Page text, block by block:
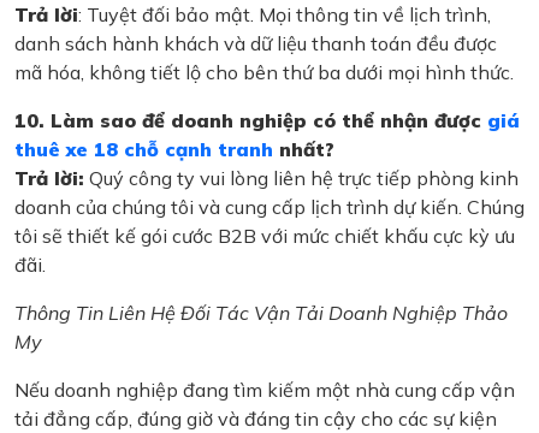
Trả lời: Tuyệt đối bảo mật. Mọi thông tin về lịch trình,
danh sách hành khách và dữ liệu thanh toán đều được
mã hóa, không tiết lộ cho bên thứ ba dưới mọi hình thức.
10. Làm sao để doanh nghiệp có thể nhận được giá
thuê xe 18 chỗ cạnh tranh nhất?
Trả lời: Quý công ty vui lòng liên hệ trực tiếp phòng kinh
doanh của chúng tôi và cung cấp lịch trình dự kiến. Chúng
tôi sẽ thiết kế gói cước B2B với mức chiết khấu cực kỳ ưu
đãi.
Thông Tin Liên Hệ Đối Tác Vận Tải Doanh Nghiệp Thảo
My
Nếu doanh nghiệp đang tìm kiếm một nhà cung cấp vận
tải đẳng cấp, đúng giờ và đáng tin cậy cho các sự kiện